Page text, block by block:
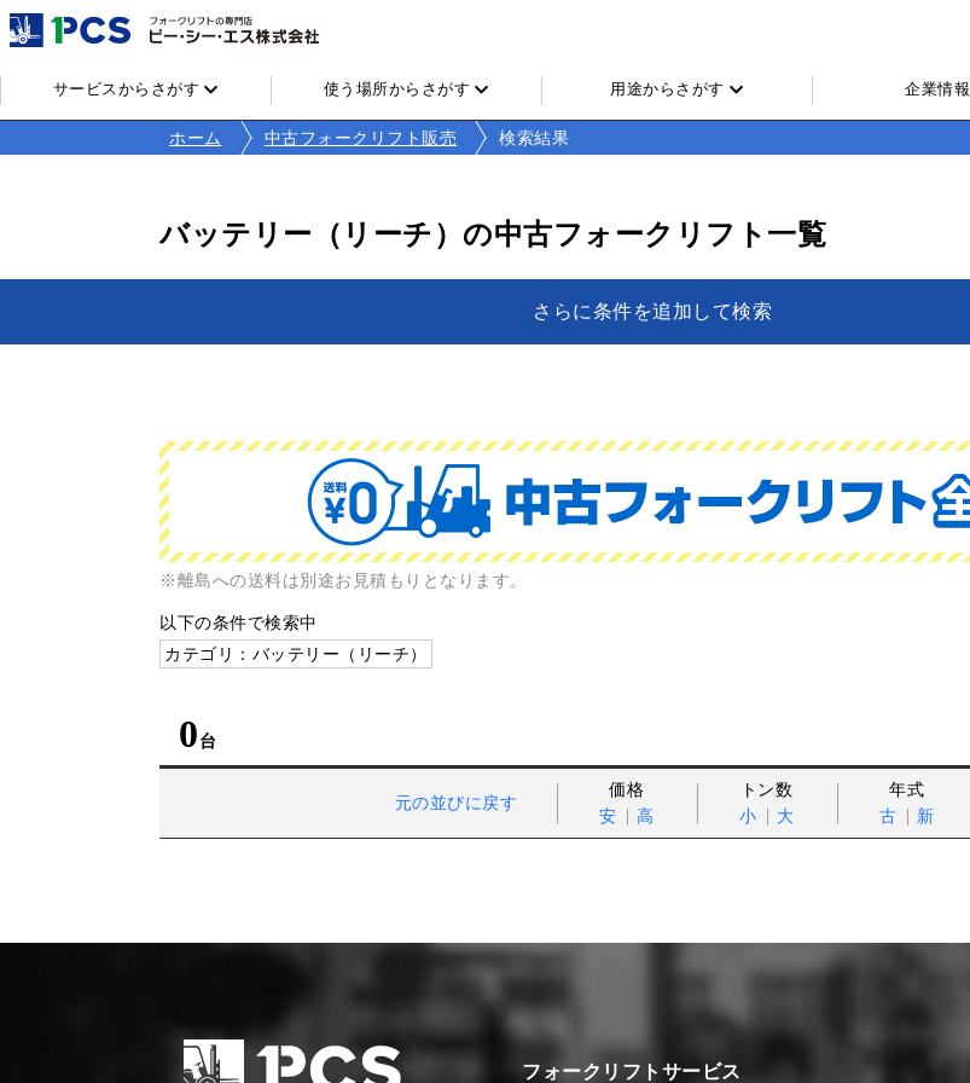
サービスからさがす 使う場所からさがす 用途からさがす 企業情報
ホーム 中古フォークリフト販売 検索結果
バッテリー（リーチ）の中古フォークリフト一覧
さらに条件を追加して検索
※離島への送料は別途お見積もりとなります。
以下の条件で検索中
カテゴリ：バッテリー（リーチ）
0
元の並びに戻す
価格
安
高
トン数
小
大
年式
古
新
フォークリフトサービス